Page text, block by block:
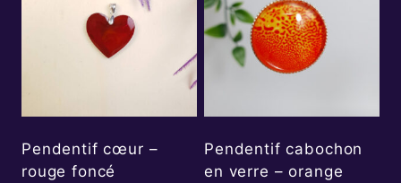
Pendentif cœur –
rouge foncé
Pendentif cabochon
en verre – orange